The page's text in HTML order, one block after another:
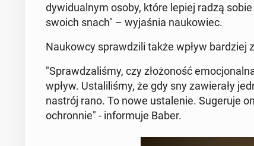
dy­wi­du­al­nym osoby, które lepiej radzą
swoich snach" – wy­ja­śnia na­uko­wiec.
Na­ukow­cy spraw­dzi­li także wpływ bar­dziej
"Spraw­dza­li­śmy, czy zło­żo­ność
wpływ. Usta­li­li­śmy, że gdy sny za­wie­ra­ły
nastrój rano. To nowe usta­le­nie. Su­ge­ru­je
ochron­nie" - in­for­mu­je Baber.